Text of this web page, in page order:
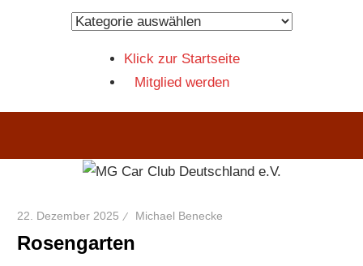
Kategorien
Klick zur Startseite
Mitglied werden
22. Dezember 2025 Michael Benecke
Rosengarten